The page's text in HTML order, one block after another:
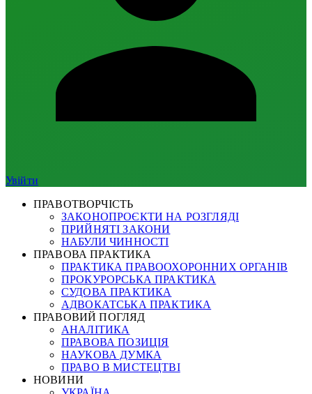
Увійти
ПРАВОТВОРЧІСТЬ
ЗАКОНОПРОЄКТИ НА РОЗГЛЯДІ
ПРИЙНЯТІ ЗАКОНИ
НАБУЛИ ЧИННОСТІ
ПРАВОВА ПРАКТИКА
ПРАКТИКА ПРАВООХОРОННИХ ОРГАНІВ
ПРОКУРОРСЬКА ПРАКТИКА
СУДОВА ПРАКТИКА
АДВОКАТСЬКА ПРАКТИКА
ПРАВОВИЙ ПОГЛЯД
АНАЛІТИКА
ПРАВОВА ПОЗИЦІЯ
НАУКОВА ДУМКА
ПРАВО В МИСТЕЦТВІ
НОВИНИ